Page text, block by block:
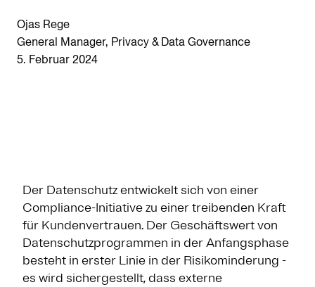
Ojas Rege
General Manager, Privacy & Data Governance
5. Februar 2024
Der Datenschutz entwickelt sich von einer
Compliance-Initiative zu einer treibenden Kraft
für Kundenvertrauen. Der Geschäftswert von
Datenschutzprogrammen in der Anfangsphase
besteht in erster Linie in der Risikominderung -
es wird sichergestellt, dass externe